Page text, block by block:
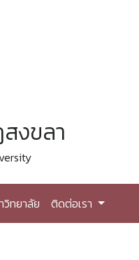
งขลา
วิทยาลัย ติดต่อเรา